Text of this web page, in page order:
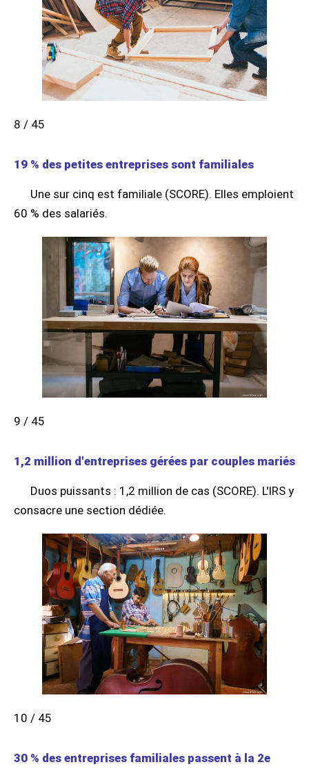
8 / 45
19 % des petites entreprises sont familiales
Une sur cinq est familiale (SCORE). Elles emploient
60 % des salariés.
9 / 45
1,2 million d'entreprises gérées par couples mariés
Duos puissants : 1,2 million de cas (SCORE). L'IRS y
consacre une section dédiée.
10 / 45
30 % des entreprises familiales passent à la 2e